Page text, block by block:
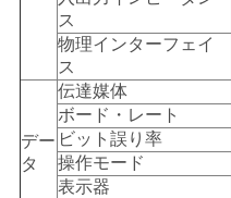
ス
物理インターフェイ
ス
デー
タ
伝達媒体
ボード・レート
ビット誤り率
操作モード
表示器